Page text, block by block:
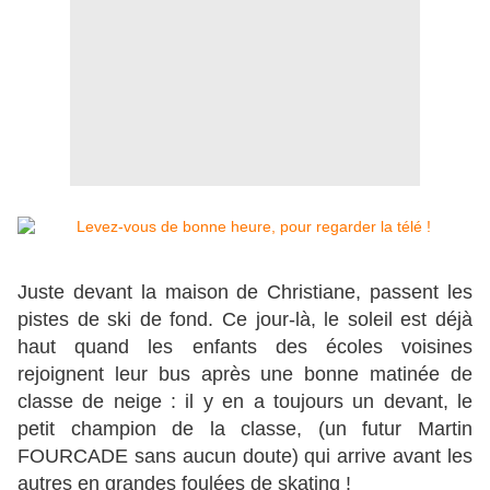
Juste devant la maison de Christiane, passent les
pistes de ski de fond. Ce jour-là, le soleil est déjà
haut quand les enfants des écoles voisines
rejoignent leur bus après une bonne matinée de
classe de neige : il y en a toujours un devant, le
petit champion de la classe, (un futur Martin
FOURCADE sans aucun doute) qui arrive avant les
autres en grandes foulées de skating !